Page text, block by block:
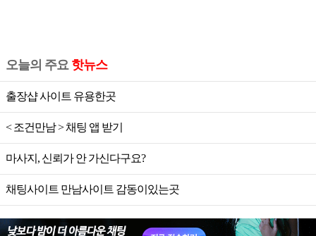
오늘의 주요핫뉴스
출장샵 사이트 유용한곳
< 조건만남 > 채팅 앱 받기
마사지, 신뢰가 안 가신다구요?
채팅사이트 만남사이트 감동이있는곳